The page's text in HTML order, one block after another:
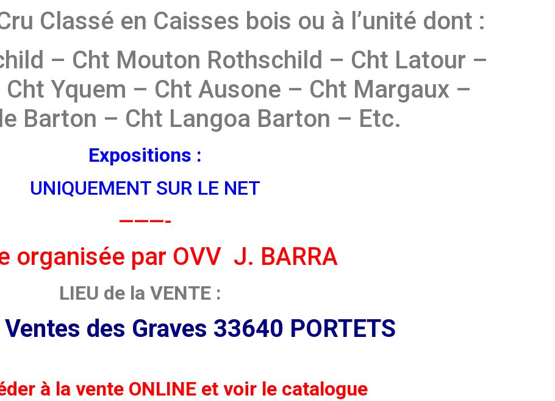
Classé en Caisses bois ou à l’unité dont :
– Cht Mouton Rothschild – Cht Latour –
Yquem – Cht Ausone – Cht Margaux –
Barton – Cht Langoa Barton – Etc.
Expositions :
UNIQUEMENT SUR LE NET
———-
organisée par OVV J. BARRA
LIEU de la VENTE :
des Graves 33640 PORTETS
à la vente ONLINE et voir le catalogue